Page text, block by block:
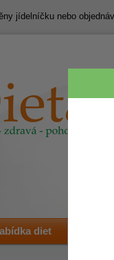
jídelníčku nebo
diet